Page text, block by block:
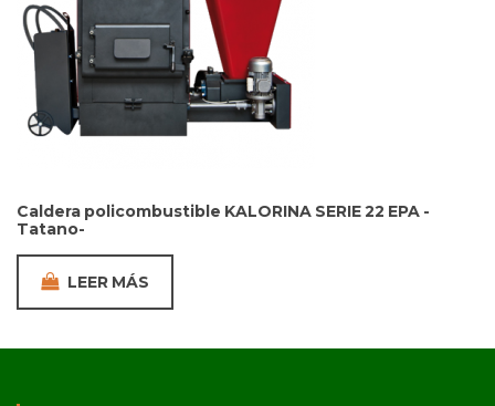
Caldera policombustible KALORINA SERIE 22 EPA -
Tatano-
LEER MÁS